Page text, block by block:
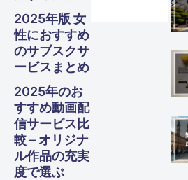
2025年版 女
性におすすめ
のサブスクサ
ービスまとめ
2025年のお
すすめ動画配
信サービス比
較 – オリジナ
ル作品の充実
度で選ぶ